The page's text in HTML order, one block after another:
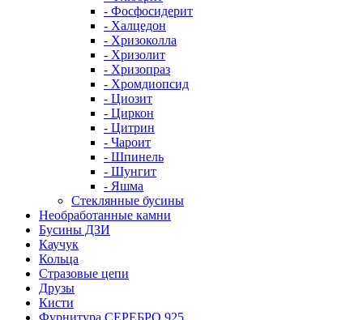
- Фосфосидерит
- Халцедон
- Хризоколла
- Хризолит
- Хризопраз
- Хромдиопсид
- Циозит
- Циркон
- Цитрин
- Чароит
- Шпинель
- Шунгит
- Яшма
Стеклянные бусины
Необработанные камни
Бусины ДЗИ
Каучук
Кольца
Стразовые цепи
Друзы
Кисти
Фурнитура СЕРЕБРО 925